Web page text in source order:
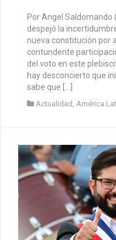
Por Angel Saldomando
despejó la
nueva constitución por
contundente
del voto en este
hay desconcierto que
sabe que […]
Actualidad América